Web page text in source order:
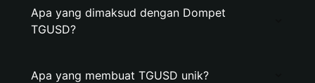
Apa yang dimaksud dengan Dompet
TGUSD?
Apa yang membuat TGUSD unik?